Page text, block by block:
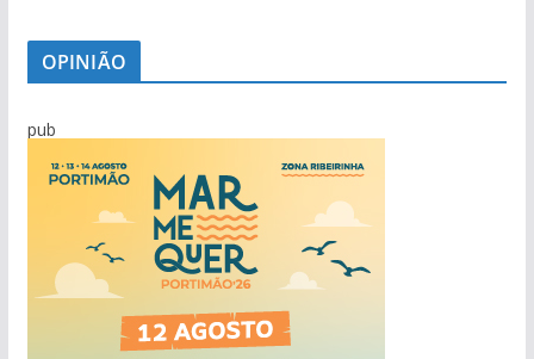
OPINIÃO
pub